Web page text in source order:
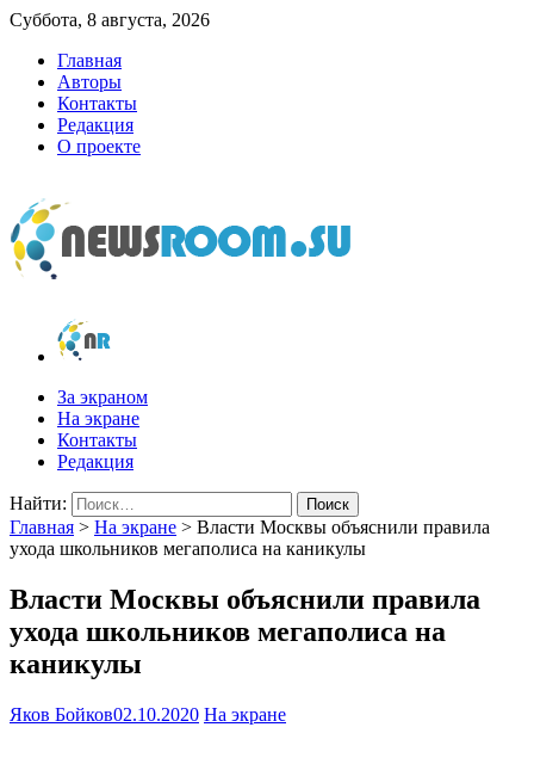
Суббота, 8 августа, 2026
Главная
Авторы
Контакты
Редакция
О проекте
newsroom.su
Новости о новостях
За экраном
На экране
Контакты
Редакция
Найти:
Главная > На экране > Власти Москвы объяснили правила
ухода школьников мегаполиса на каникулы
Власти Москвы объяснили правила
ухода школьников мегаполиса на
каникулы
Яков Бойков02.10.2020 На экране